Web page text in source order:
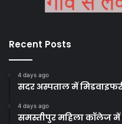
Recent Posts
4 days ago
सदर अस्पताल में मिडवाइफरी
4 days ago
समस्तीपुर महिला कॉलेज में